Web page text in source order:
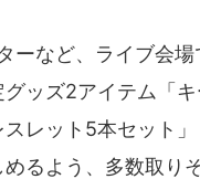
ーなど、ライブ会
ッズ2アイテム「
レット5本セット
るよう、多数取り